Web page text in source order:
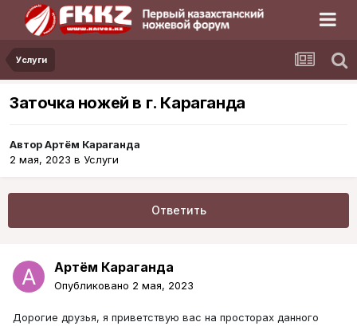
Услуги
Заточка ножей в г. Караганда
АвторАртём Караганда
2 мая, 2023 в Услуги
Ответить
Артём Караганда
Опубликовано 2 мая, 2023
Дорогие друзья, я приветствую вас на просторах данного